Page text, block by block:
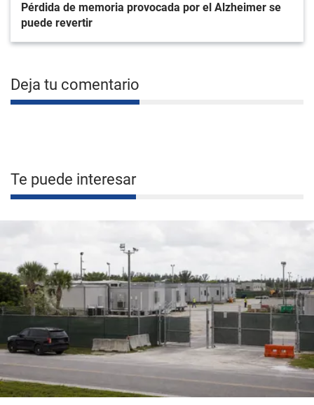
Pérdida de memoria provocada por el Alzheimer se
puede revertir
Deja tu comentario
Te puede interesar